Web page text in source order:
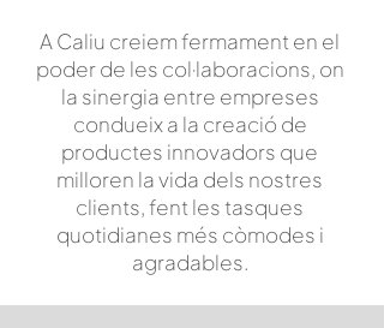
A Caliu creiem fermament en el
poder de les col·laboracions, on
la sinergia entre empreses
condueix a la creació de
productes innovadors que
milloren la vida dels nostres
clients, fent les tasques
quotidianes més còmodes i
agradables.